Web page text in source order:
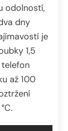
odolností,
dny
je
1,5
až 100